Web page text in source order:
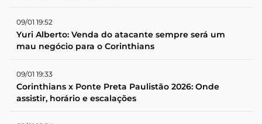
09/01 19:52
Yuri Alberto: Venda do atacante sempre será um
mau negócio para o Corinthians
09/01 19:33
Corinthians x Ponte Preta Paulistão 2026: Onde
assistir, horário e escalações